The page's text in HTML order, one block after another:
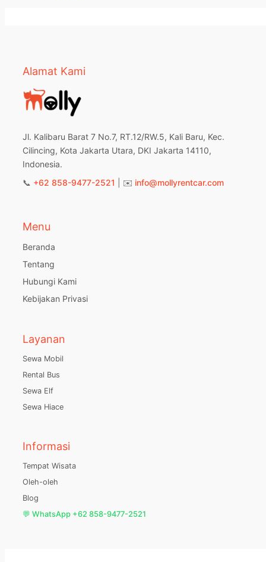
Alamat Kami
Jl. Kalibaru Barat 7 No.7, RT.12/RW.5, Kali Baru, Kec.
Cilincing, Kota Jakarta Utara, DKI Jakarta 14110,
Indonesia.
📞 +62 858-9477-2521 | ✉️ info@mollyrentcar.com
Menu
Beranda
Tentang
Hubungi Kami
Kebijakan Privasi
Layanan
Sewa Mobil
Rental Bus
Sewa Elf
Sewa Hiace
Informasi
Tempat Wisata
Oleh-oleh
Blog
💬 WhatsApp +62 858-9477-2521